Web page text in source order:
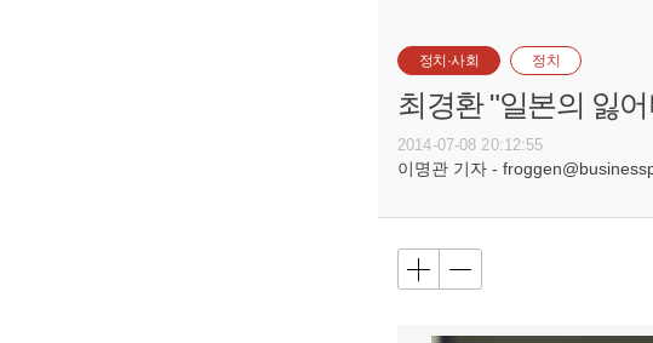
정치·사회 정치
최경환 "일본의 잃
2014-07-08 20:12:55
이명관 기자 -